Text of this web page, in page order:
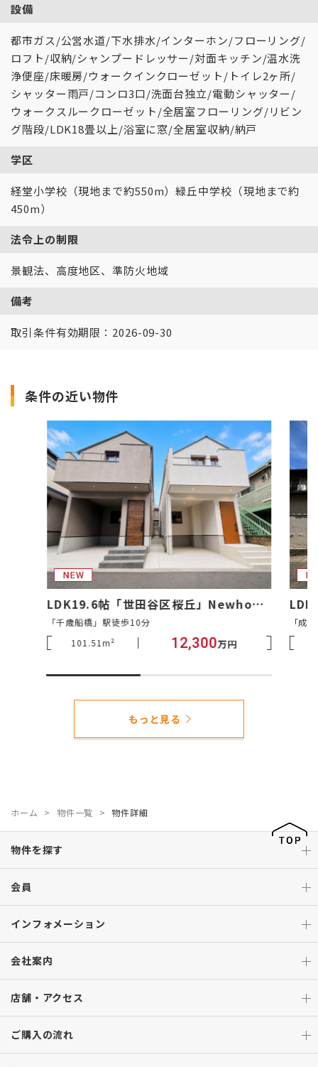
設備
都市ガス/公営水道/下水排水/インターホン/フローリング/
ロフト/収納/シャンプードレッサー/対面キッチン/温水洗
浄便座/床暖房/ウォークインクローゼット/トイレ2ヶ所/
シャッター雨戸/コンロ3口/洗面台独立/電動シャッター/
ウォークスルークローゼット/全居室フローリング/リビン
グ階段/LDK18畳以上/浴室に窓/全居室収納/納戸
学区
経堂小学校（現地まで約550m）緑丘中学校（現地まで約
450m）
法令上の制限
景観法、高度地区、準防火地域
備考
取引条件有効期限：2026-09-30
条件の近い物件
LDK19.6帖「世田谷区桜丘」Newhouse
「千歳船橋」駅徒歩10分
101.51m²
12,300万円
「成
もっと見る
ホーム 物件一覧 物件詳細
物件を探す
会員
インフォメーション
会社案内
店舗・アクセス
ご購入の流れ